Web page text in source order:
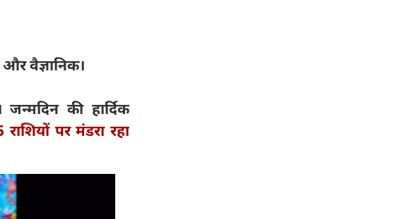
और वैज्ञानिक।
की हार्दिक
पर मंडरा रहा